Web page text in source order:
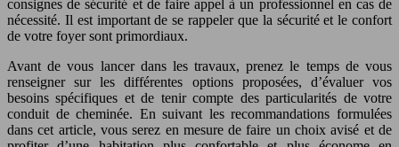
consignes de sécurité et de faire appel à un professionnel en cas de
nécessité. Il est important de se rappeler que la sécurité et le confort
de votre foyer sont primordiaux.
Avant de vous lancer dans les travaux, prenez le temps de vous
renseigner sur les différentes options proposées, d’évaluer vos
besoins spécifiques et de tenir compte des particularités de votre
conduit de cheminée. En suivant les recommandations formulées
dans cet article, vous serez en mesure de faire un choix avisé et de